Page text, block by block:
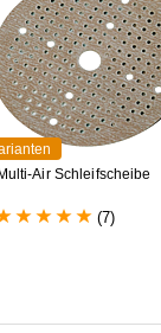
Mu ti-Air Sch leifscheibe
(7)